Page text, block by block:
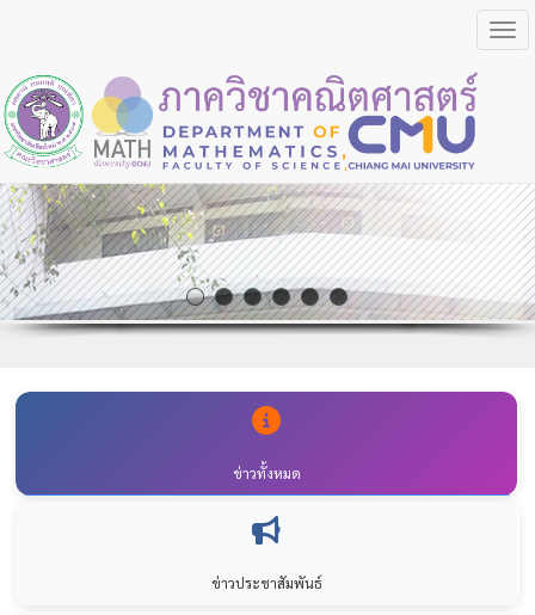
ข่าวทั้งหมด
ข่าวประชาสัมพันธ์